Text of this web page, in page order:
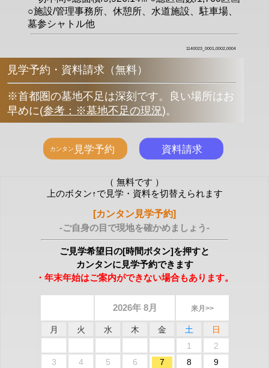
○施設/管理事務所、休憩所、水道施設、駐車場、
墓参シャトル他
1140023_0001,0002,0004
見学予約・資料請求（無料）
※首都圏の墓地不足は深刻です。良い場所はお
早めに(参考：※墓地不足の現況)。
（ 無料です ）
上のボタン↑で見学・資料を切替えられます
[カンタン見学予約]
-ご自身の目で現地を確かめましょう-
ご見学希望日の[時間ボタン]を押すと
カンタンに見学予約できます
・年末年始はご案内ができない場合もあります。
2026年 8月 来月>>
月 火 水 木 金 土
日
1
2
3
4 5 6 7 8 9